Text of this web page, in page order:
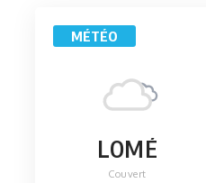
MÉTÉO
LOMÉ
Couvert